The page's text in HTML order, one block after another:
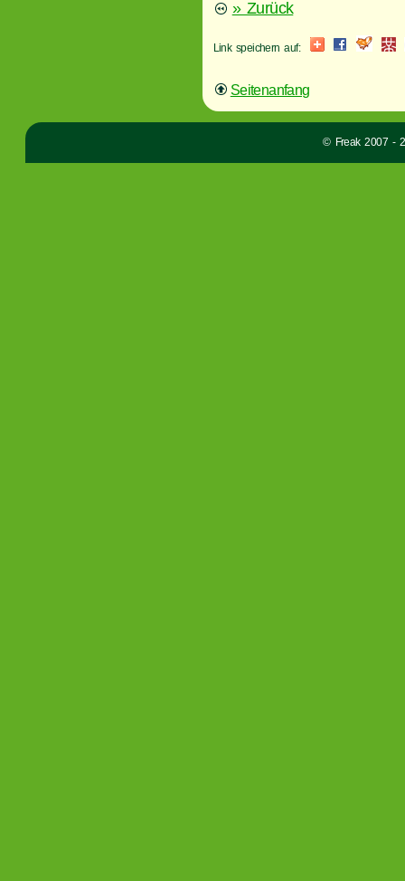
» Zurück
Link speichern auf:
Seitenanfang
© Freak 2007 -